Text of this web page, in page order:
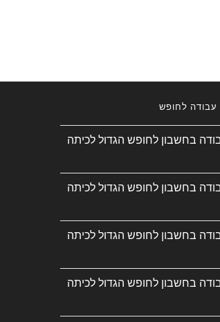
עבודה לחופש
בחשבון לחופש הגדול לכיתה
בחשבון לחופש הגדול לכיתה
בחשבון לחופש הגדול לכיתה
בחשבון לחופש הגדול לכיתה